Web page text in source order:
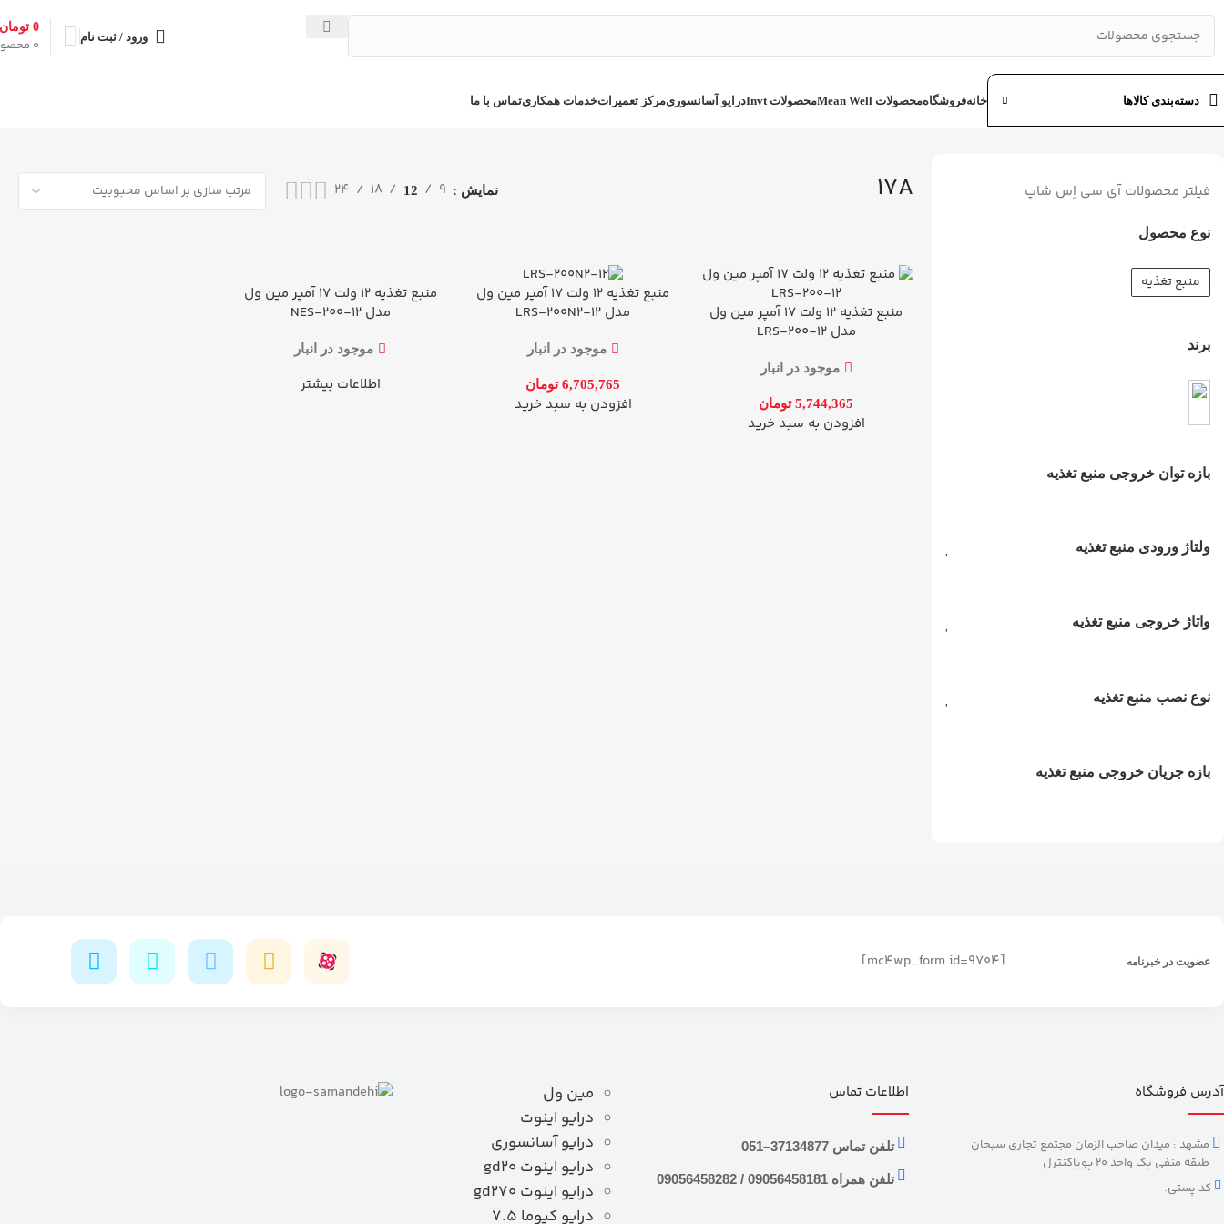
ورود / ثبت نام 0
0 تومان
دسته‌بندی کالاها خانهفروشگاهمحصولات Mean Well محصولات Invt درایو آسانسوریمرکز تعمیراتخدمات همکاریتماس با ما
فیلتر محصولات آی سی اِس شاپ
نوع محصول
منبع تغذیه
برند
بازه توان خروجی منبع تغذیه
ولتاژ ورودی منبع تغذیه
واتاژ خروجی منبع تغذیه
نوع نصب منبع تغذیه
بازه جریان خروجی منبع تغذیه
17A نمایش 9
12
18
24
افزودن به سبد خرید
منبع تغذیه 12 ولت 17 آمپر مین ول
مدل LRS-200-12
موجود در انبار
5,744,365 تومان
افزودن به سبد خرید
افزودن به سبد خرید
منبع تغذیه 12 ولت 17 آمپر مین ول
مدل LRS-200N2-12
موجود در انبار
6,705,765 تومان
افزودن به سبد خرید
اطلاعات بیشتر
منبع تغذیه 12 ولت 17 آمپر مین ول
مدل NES-200-12
موجود در انبار
اطلاعات بیشتر
عضویت در خبرنامه [mc4wp_form id=9704]
آدرس فروشگاه
مشهد : میدان صاحب الزمان مجتمع تجاری سبحان
طبقه منفی یک واحد 20 پویاکنترل
کد پستی:
اطلاعات تماس
تلفن تماس 37134877–051
تلفن همراه 09056458181 / 09056458282
مین ول
درایو اینوت
درایو آسانسوری
درایو اینوت gd20
درایو اینوت gd270
درایو کیوما 7.5
تا اطلاع ثانوی لطفا جهت موجودی و قیمت بروز با ما در تماس باشید 09056458282